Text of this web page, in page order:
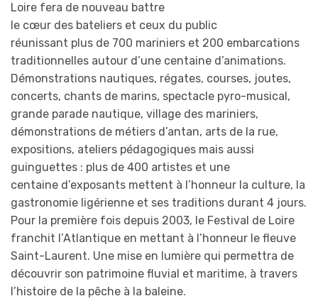
Loire fera de nouveau battre
le cœur des bateliers et ceux du public
réunissant plus de 700 mariniers et 200 embarcations
traditionnelles autour d’une centaine d’animations.
Démonstrations nautiques, régates, courses, joutes,
concerts, chants de marins, spectacle pyro-musical,
grande parade nautique, village des mariniers,
démonstrations de métiers d’antan, arts de la rue,
expositions, ateliers pédagogiques mais aussi
guinguettes : plus de 400 artistes et une
centaine d’exposants mettent à l’honneur la culture, la
gastronomie ligérienne et ses traditions durant 4 jours.
Pour la première fois depuis 2003, le Festival de Loire
franchit l’Atlantique en mettant à l’honneur le fleuve
Saint-Laurent. Une mise en lumière qui permettra de
découvrir son patrimoine fluvial et maritime, à travers
l’histoire de la pêche à la baleine.